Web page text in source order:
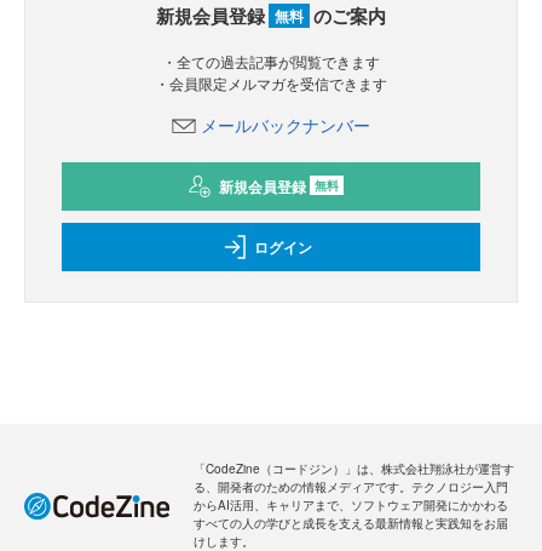
新規会員登録 無料 のご案内
・全ての過去記事が閲覧できます
・会員限定メルマガを受信できます
メールバックナンバー
新規会員登録 無料
ログイン
「CodeZine（コードジン）」は、株式会社翔泳社が運営す
る、開発者のための情報メディアです。テクノロジー入門
からAI活用、キャリアまで、ソフトウェア開発にかかわる
すべての人の学びと成長を支える最新情報と実践知をお届
けします。